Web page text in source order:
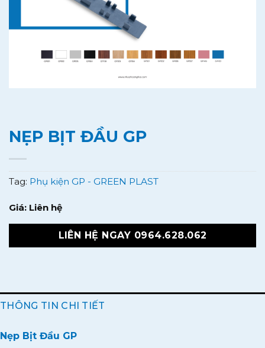
NẸP BỊT ĐẦU GP
Tag: Phụ kiện GP - GREEN PLAST
Giá: Liên hệ
LIÊN HỆ NGAY 0964.628.062
THÔNG TIN CHI TIẾT
Nẹp Bịt Đầu GP